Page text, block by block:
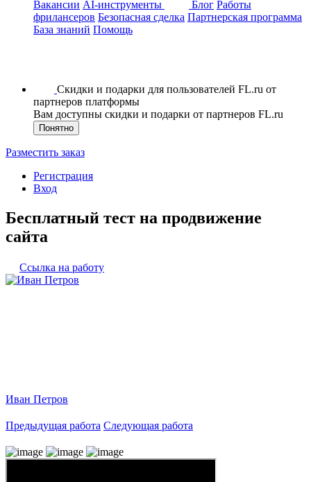
Вакансии AI-инструменты Блог Работы
фрилансеров Безопасная сделка Партнерская программа
База знаний Помощь
Скидки и подарки для пользователей FL.ru от
партнеров платформы
Вам доступны скидки и подарки от партнеров FL.ru
Понятно
Разместить заказ
Регистрация
Вход
Бесплатный тест на продвижение
сайта
Ссылка на работу
Иван Петров
Предыдущая работа Следующая работа